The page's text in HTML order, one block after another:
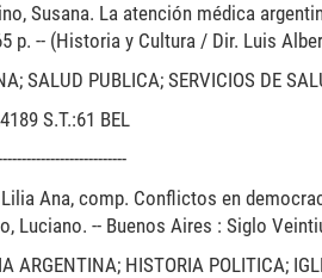
Susana. La atención médica
p. -- (Historia y Cultura / Dir. Luis
SALUD PUBLICA; SERVICIOS DE
S.T.:61 BEL
Ana, comp. Conflictos en
Luciano. -- Buenos Aires : Siglo
ARGENTINA; HISTORIA POLITICA;